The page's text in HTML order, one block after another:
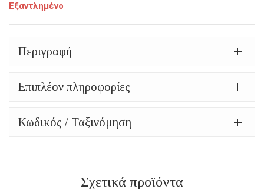
Εξαντλημένο
Περιγραφή
Επιπλέον πληροφορίες
Κωδικός / Ταξινόμηση
Σχετικά προϊόντα